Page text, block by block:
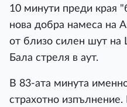
10 минути преди края
нова добра намеса на
от близо силен шут на
Бала стреля в аут.
В 83-ата минута
страхотно